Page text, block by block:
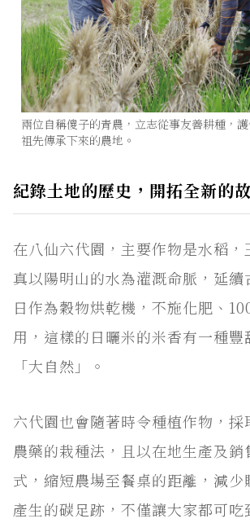
兩位自稱傻子的青農，立志從事友善耕種，
祖先傳承下來的農地。
紀錄土地的歷史，開拓全新的
在八仙六代園，主要作物是水稻，
真以陽明山的水為灌溉命脈，延續
日作為穀物烘乾機，不施化肥、
用，這樣的日曬米的米香有一種豐
「大自然」。
六代園也會隨著時令種植作物，採
農藥的栽種法，且以在地生產及銷
式，縮短農場至餐桌的距離，減少
產生的碳足跡，不僅讓大家都可吃